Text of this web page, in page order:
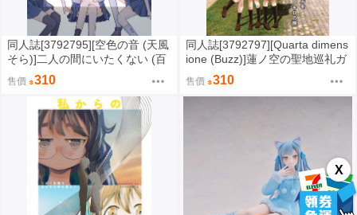
X
同人誌[3792795][空色の音 (天風
そら)]二人の間にいたくない (百
售價 310
同人誌[3792797][Quarta dimens
ione (Buzz)]蓮ノ空の聖地巡礼ガ
イドvre.2 (蓮之空女學院學園偶
像俱樂部)
售價 310